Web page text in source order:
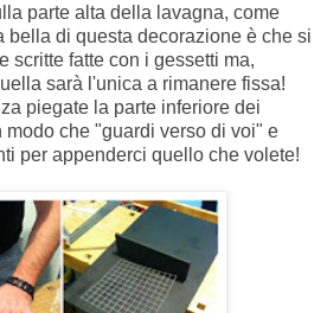
parte alta della lavagna, come
bella di questa decorazione è che si
scritte fatte con i gessetti ma,
sarà l'unica a rimanere fissa!
piegate la parte inferiore dei
che "guardi verso di voi" e
per appenderci quello che volete!